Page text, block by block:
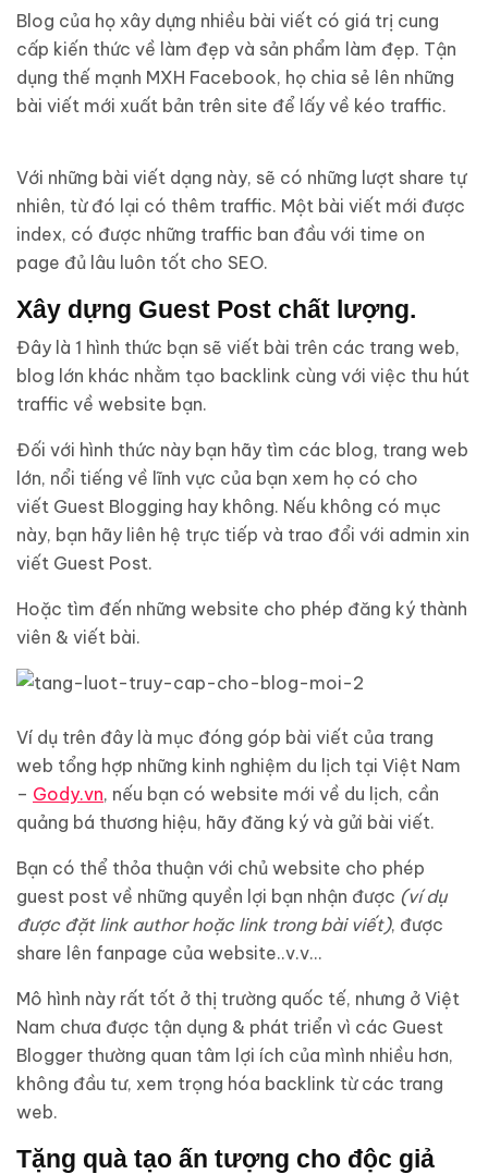
Blog của họ xây dựng nhiều bài viết có giá trị cung
cấp kiến thức về làm đẹp và sản phẩm làm đẹp. Tận
dụng thế mạnh MXH Facebook, họ chia sẻ lên những
bài viết mới xuất bản trên site để lấy về kéo traffic.
Với những bài viết dạng này, sẽ có những lượt share tự
nhiên, từ đó lại có thêm traffic. Một bài viết mới được
index, có được những traffic ban đầu với time on
page đủ lâu luôn tốt cho SEO.
Xây dựng Guest Post chất lượng.
Đây là 1 hình thức bạn sẽ viết bài trên các trang web,
blog lớn khác nhằm tạo backlink cùng với việc thu hút
traffic về website bạn.
Đối với hình thức này bạn hãy tìm các blog, trang web
lớn, nổi tiếng về lĩnh vực của bạn xem họ có cho
viết Guest Blogging hay không. Nếu không có mục
này, bạn hãy liên hệ trực tiếp và trao đổi với admin xin
viết Guest Post.
Hoặc tìm đến những website cho phép đăng ký thành
viên & viết bài.
Ví dụ trên đây là mục đóng góp bài viết của trang
web tổng hợp những kinh nghiệm du lịch tại Việt Nam
– Gody.vn, nếu bạn có website mới về du lịch, cần
quảng bá thương hiệu, hãy đăng ký và gửi bài viết.
Bạn có thể thỏa thuận với chủ website cho phép
guest post về những quyền lợi bạn nhận được (ví dụ
được đặt link author hoặc link trong bài viết), được
share lên fanpage của website..v.v…
Mô hình này rất tốt ở thị trường quốc tế, nhưng ở Việt
Nam chưa được tận dụng & phát triển vì các Guest
Blogger thường quan tâm lợi ích của mình nhiều hơn,
không đầu tư, xem trọng hóa backlink từ các trang
web.
Tặng quà tạo ấn tượng cho độc giả